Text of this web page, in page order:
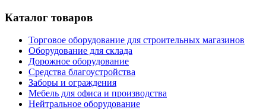
Каталог товаров
Торговое оборудование для строительных магазинов
Оборудование для склада
Дорожное оборудование
Средства благоустройства
Заборы и ограждения
Мебель для офиса и производства
Нейтральное оборудование